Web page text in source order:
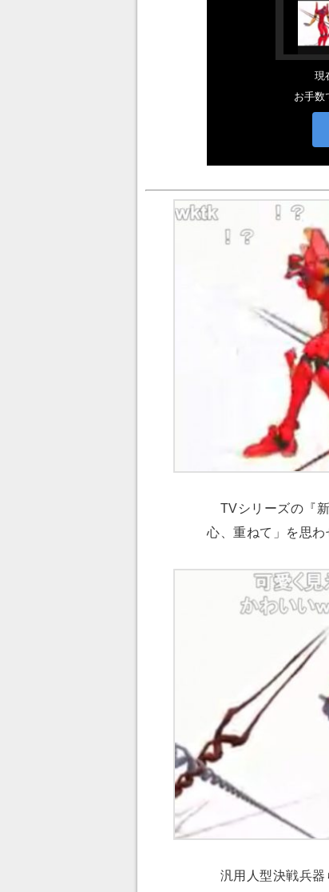
TVシリーズの『新
心、重ねて」を思わ
汎用人型決戦兵器